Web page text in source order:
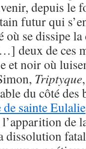
depuis le
futur qui
où se dissipe
deux de ces
et noir où
Triptyque
du côté des
sainte Eulalie
de
dissolution